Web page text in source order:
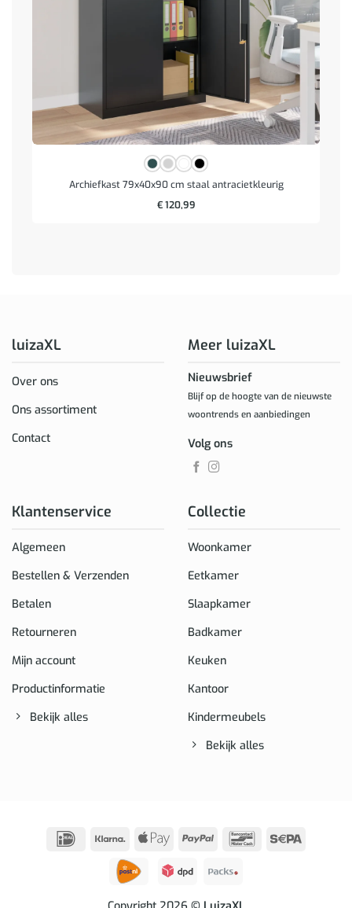
Archiefkast 79x40x90 cm staal antracietkleurig
€120,99
luizaXL
Over ons
Ons assortiment
Contact
Klantenservice
Algemeen
Bestellen & Verzenden
Betalen
Retourneren
Mijn account
Productinformatie
Bekijk alles
Collectie
Woonkamer
Eetkamer
Slaapkamer
Badkamer
Keuken
Kantoor
Kindermeubels
Bekijk alles
Meer luizaXL
Nieuwsbrief
Blijf op de hoogte van de nieuwste
woontrends en aanbiedingen
Volg ons
IDeal Klarna
Apple
PayPal BancontactSepa